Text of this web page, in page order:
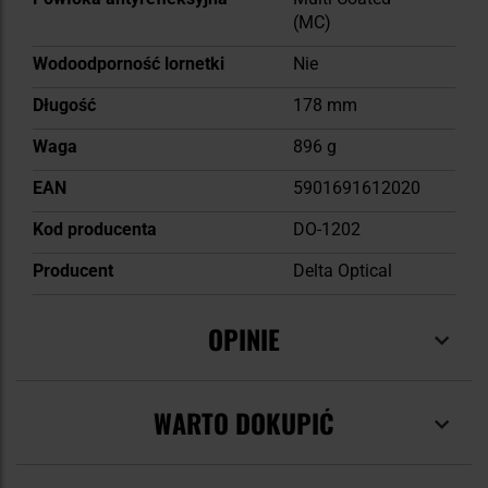
(MC)
Wodoodporność lornetki
Nie
Długość
178 mm
Waga
896 g
EAN
5901691612020
Kod producenta
DO-1202
Producent
Delta Optical
OPINIE
WARTO DOKUPIĆ